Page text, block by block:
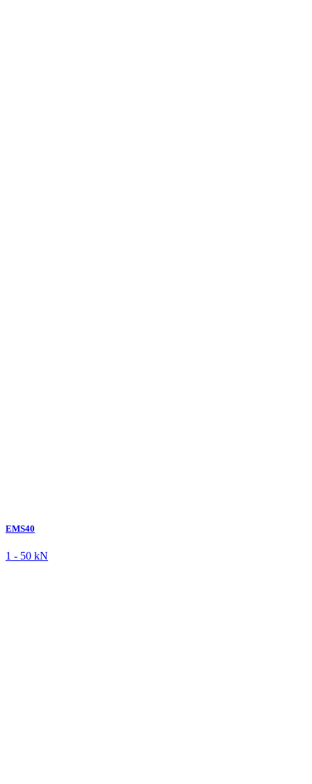
EMS40
1 - 50 kN